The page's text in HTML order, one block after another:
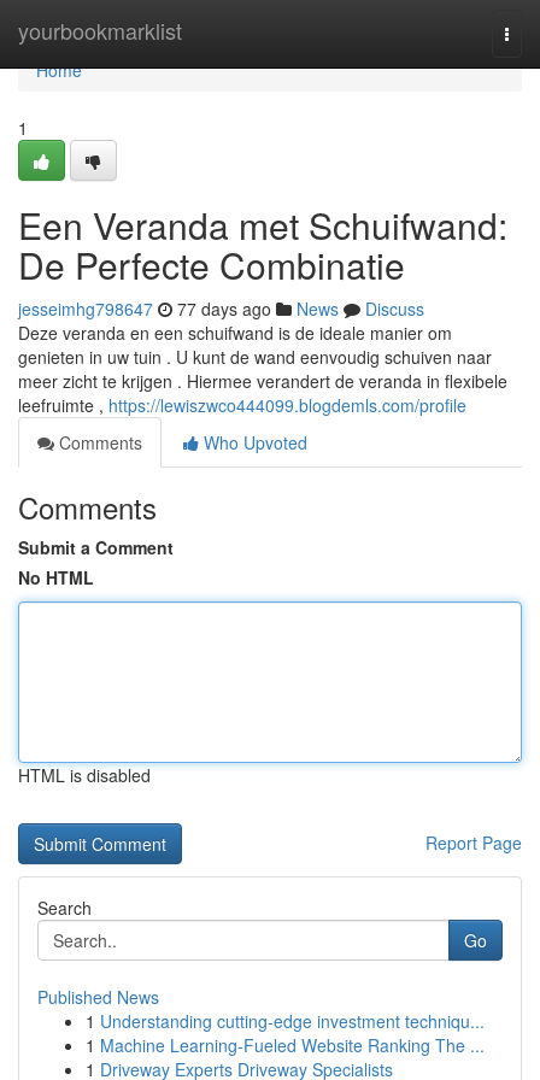
yourbookmarklist
Home
Home
1
Een Veranda met Schuifwand:
De Perfecte Combinatie
jesseimhg798647 77 days ago News
Discuss
Deze veranda en een schuifwand is de ideale manier om
genieten in uw tuin . U kunt de wand eenvoudig schuiven naar
meer zicht te krijgen . Hiermee verandert de veranda in flexibele
leefruimte , https://lewiszwco444099.blogdemls.com/profile
Comments
Who Upvoted
Comments
Submit a Comment
No HTML
HTML is disabled
Report Page
Search
Go
Published News
1 Understanding cutting-edge investment techniqu...
1 Machine Learning-Fueled Website Ranking The ...
1 Driveway Experts Driveway Specialists